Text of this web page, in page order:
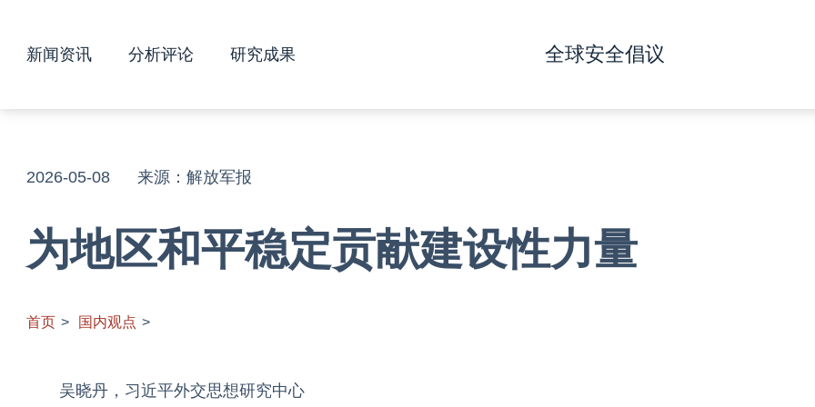
新闻资讯 分析评论 研究成果 全球安全倡议
2026-05-08 来源：解放军报
为地区和平稳定贡献建设性力量
首页 > 国内观点 >
吴晓丹，习近平外交思想研究中心